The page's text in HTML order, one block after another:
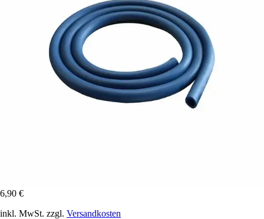
6,90 €
inkl. MwSt. zzgl. Versandkosten